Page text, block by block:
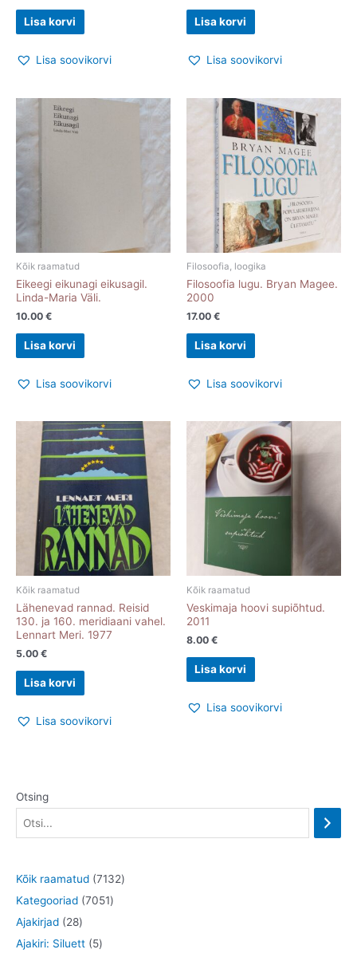
Lisa korvi
Lisa soovikorvi
Lisa korvi
Lisa soovikorvi
Kõik raamatud
Eikeegi eikunagi eikusagil.
Linda-Maria Väli.
10.00 €
Lisa korvi
Lisa soovikorvi
Filosoofia, loogika
Filosoofia lugu. Bryan Magee.
2000
17.00 €
Lisa korvi
Lisa soovikorvi
Kõik raamatud
Lähenevad rannad. Reisid
130. ja 160. meridiaani vahel.
Lennart Meri. 1977
5.00 €
Lisa korvi
Lisa soovikorvi
Kõik raamatud
Veskimaja hoovi supiõhtud.
2011
8.00 €
Lisa korvi
Lisa soovikorvi
Otsing
Kõik raamatud 71327
Kategooriad 70517
Ajakirjad 282
8
Ajakiri: Siluett 55